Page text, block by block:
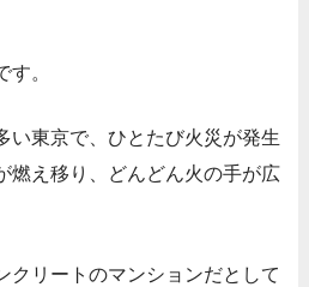
す。
い東京で、ひとたび火災が発生
燃え移り、どんどん火の手が広
クリートのマンションだとして